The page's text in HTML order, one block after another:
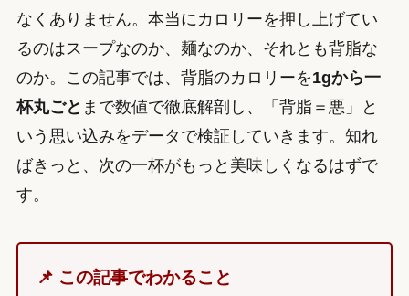
なくありません。本当にカロリーを押し上げてい
るのはスープなのか、麺なのか、それとも背脂な
のか。この記事では、背脂のカロリーを1gから一
杯丸ごと まで数値で徹底解剖し、「背脂＝悪」と
いう思い込みをデータで検証していきます。知れ
ばきっと、次の一杯がもっと美味しくなるはずで
す。
📌 この記事でわかること